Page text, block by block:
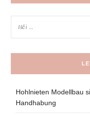
Hohlnieten Modellbau
Handhabung